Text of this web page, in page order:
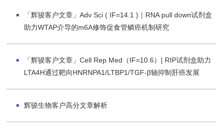
「辉骏客户文章」Adv Sci ( IF=14.1 )｜RNA pull down试剂盒
助力WTAP介导的m6A修饰促食管鳞癌机制研究
「辉骏客户文章」Cell Rep Med（IF=10.6）| RIP试剂盒助力
LTA4H通过靶向HNRNPA1/LTBP1/TGF-β轴抑制肝癌发展
辉骏生物客户高分文章解析